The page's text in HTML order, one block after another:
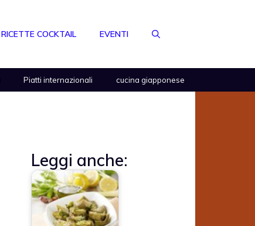
RICETTE COCKTAIL EVENTI
Piatti internazionali cucina giapponese
Leggi anche: